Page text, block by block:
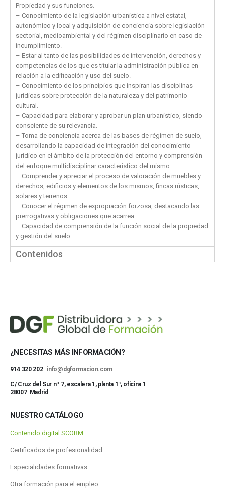
Propiedad y sus funciones.
– Conocimiento de la legislación urbanística a nivel estatal,
autonómico y local y adquisición de conciencia sobre legislación
sectorial, medioambiental y del régimen disciplinario en caso de
incumplimiento.
– Estar al tanto de las posibilidades de intervención, derechos y
competencias de los que es titular la administración pública en
relación a la edificación y uso del suelo.
– Conocimiento de los principios que inspiran las disciplinas
jurídicas sobre protección de la naturaleza y del patrimonio
cultural.
– Capacidad para elaborar y aprobar un plan urbanístico, siendo
consciente de su relevancia.
– Toma de conciencia acerca de las bases de régimen de suelo,
desarrollando la capacidad de integración del conocimiento
jurídico en el ámbito de la protección del entorno y comprensión
del enfoque multidisciplinar característico del mismo.
– Comprender y apreciar el proceso de valoración de muebles y
derechos, edificios y elementos de los mismos, fincas rústicas,
solares y terrenos.
– Conocer el régimen de expropiación forzosa, destacando las
prerrogativas y obligaciones que acarrea.
– Capacidad de comprensión de la función social de la propiedad
y gestión del suelo.
Contenidos
¿NECESITAS MÁS INFORMACIÓN?
914 320 202 | info@dgformacion.com
C/ Cruz del Sur nº 7, escalera 1, planta 1ª, oficina 1
28007 Madrid
NUESTRO CATÁLOGO
Contenido digital SCORM
Certificados de profesionalidad
Especialidades formativas
Otra formación para el empleo